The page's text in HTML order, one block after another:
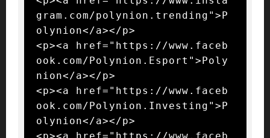
gram.com/polynion.trending">P
olynion</a></p>
<p><a href="https://www.faceb
ook.com/Polynion.Esport">Poly
nion</a></p>
<p><a href="https://www.faceb
ook.com/Polynion.Investing">P
olynion</a></p>
<p><a href="https://www.faceb